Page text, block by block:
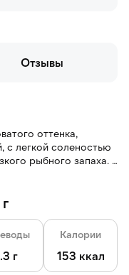
Отзывы
оттенка,
с легкой соленостью
рыбного запаха.
экономит время.
костей,
брюшных жира и
хвоста.
г
Калории
153 ккал